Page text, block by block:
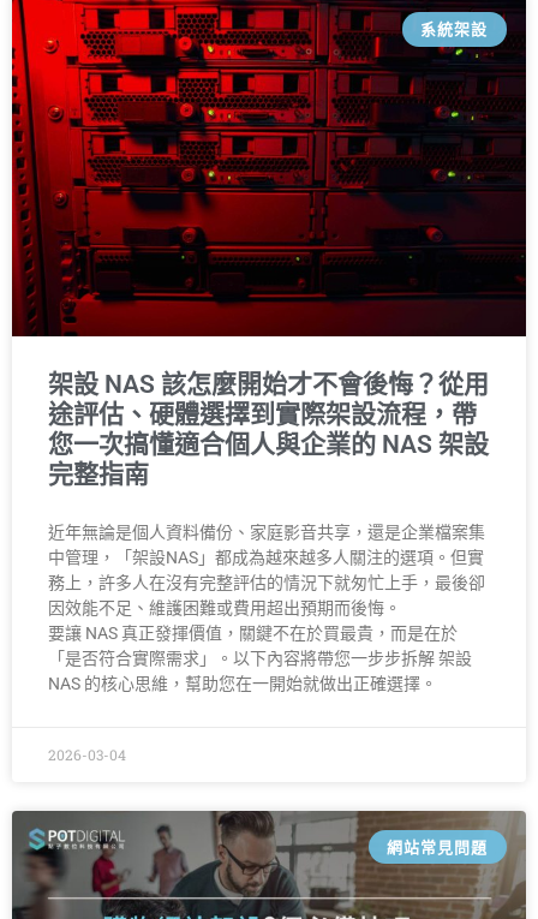
系統架設
架設 NAS 該怎麼開始才不會後悔？從用
途評估、硬體選擇到實際架設流程，帶
您一次搞懂適合個人與企業的 NAS 架設
完整指南
近年無論是個人資料備份、家庭影音共享，還是企業檔案集
中管理，「架設NAS」都成為越來越多人關注的選項。但實
務上，許多人在沒有完整評估的情況下就匆忙上手，最後卻
因效能不足、維護困難或費用超出預期而後悔。
要讓 NAS 真正發揮價值，關鍵不在於買最貴，而是在於
「是否符合實際需求」。以下內容將帶您一步步拆解 架設
NAS 的核心思維，幫助您在一開始就做出正確選擇。
2026-03-04
網站常見問題